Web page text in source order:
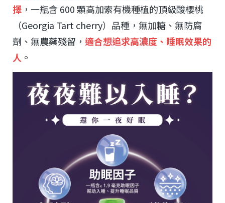
擇 ，一瓶含 600 顆高加索有機種植的頂級酸櫻桃
（Georgia Tart cherry）品種，無加糖、無防腐
劑、無農藥殘留， 適合想追求高濃度、睡眠效果的
人 。